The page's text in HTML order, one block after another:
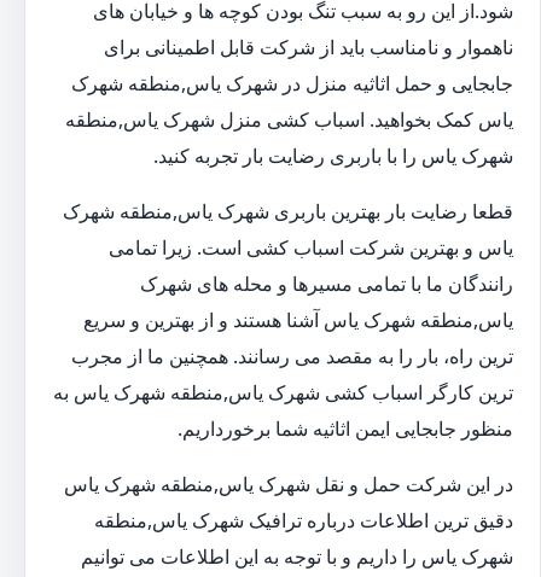
شود.از این رو به سبب تنگ بودن کوچه ها و خیابان های
ناهموار و نامناسب باید از شرکت قابل اطمینانی برای
جابجایی و حمل اثاثیه منزل در شهرک یاس,منطقه شهرک
یاس کمک بخواهید. اسباب کشی منزل شهرک یاس,منطقه
شهرک یاس را با باربری رضایت بار تجربه کنید.
قطعا رضایت بار بهترین باربری شهرک یاس,منطقه شهرک
یاس و بهترین شرکت اسباب کشی است. زیرا تمامی
رانندگان ما با تمامی مسیرها و محله های شهرک
یاس,منطقه شهرک یاس آشنا هستند و از بهترین و سریع
ترین راه، بار را به مقصد می رسانند. همچنین ما از مجرب
ترین کارگر اسباب کشی شهرک یاس,منطقه شهرک یاس به
منظور جابجایی ایمن اثاثیه شما برخورداریم.
در این شرکت حمل و نقل شهرک یاس,منطقه شهرک یاس
دقیق ترین اطلاعات درباره ترافیک شهرک یاس,منطقه
شهرک یاس را داریم و با توجه به این اطلاعات می توانیم